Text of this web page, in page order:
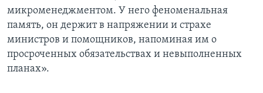
микроменеджментом. У него феноменальная
память, он держит в напряжении и страхе
министров и помощников, напоминая им о
просроченных обязательствах и невыполненных
планах».